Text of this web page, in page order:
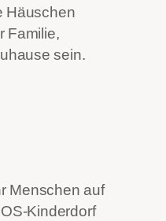
Häuschen
Familie,
sein.
Menschen auf
Kinderdorf